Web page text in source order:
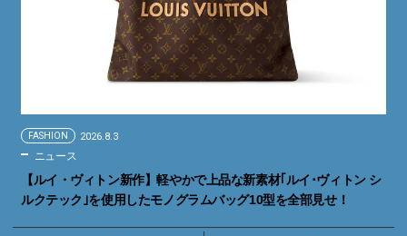
FASHION 2026.8.3
ニュース
【ルイ・ヴィトン新作】軽やかで上品な新素材｢ルイ･ヴィトン シ
ルクテック｣を使用したモノグラムバッグ10型を全部見せ！